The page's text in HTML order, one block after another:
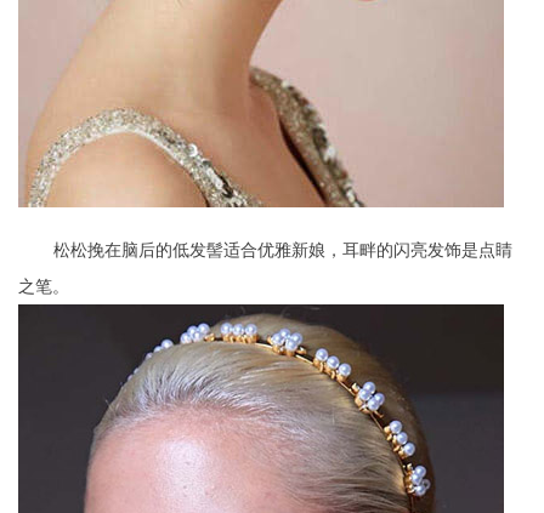
松松挽在脑后的低发髻适合优雅新娘，耳畔的闪亮发饰是点睛
之笔。